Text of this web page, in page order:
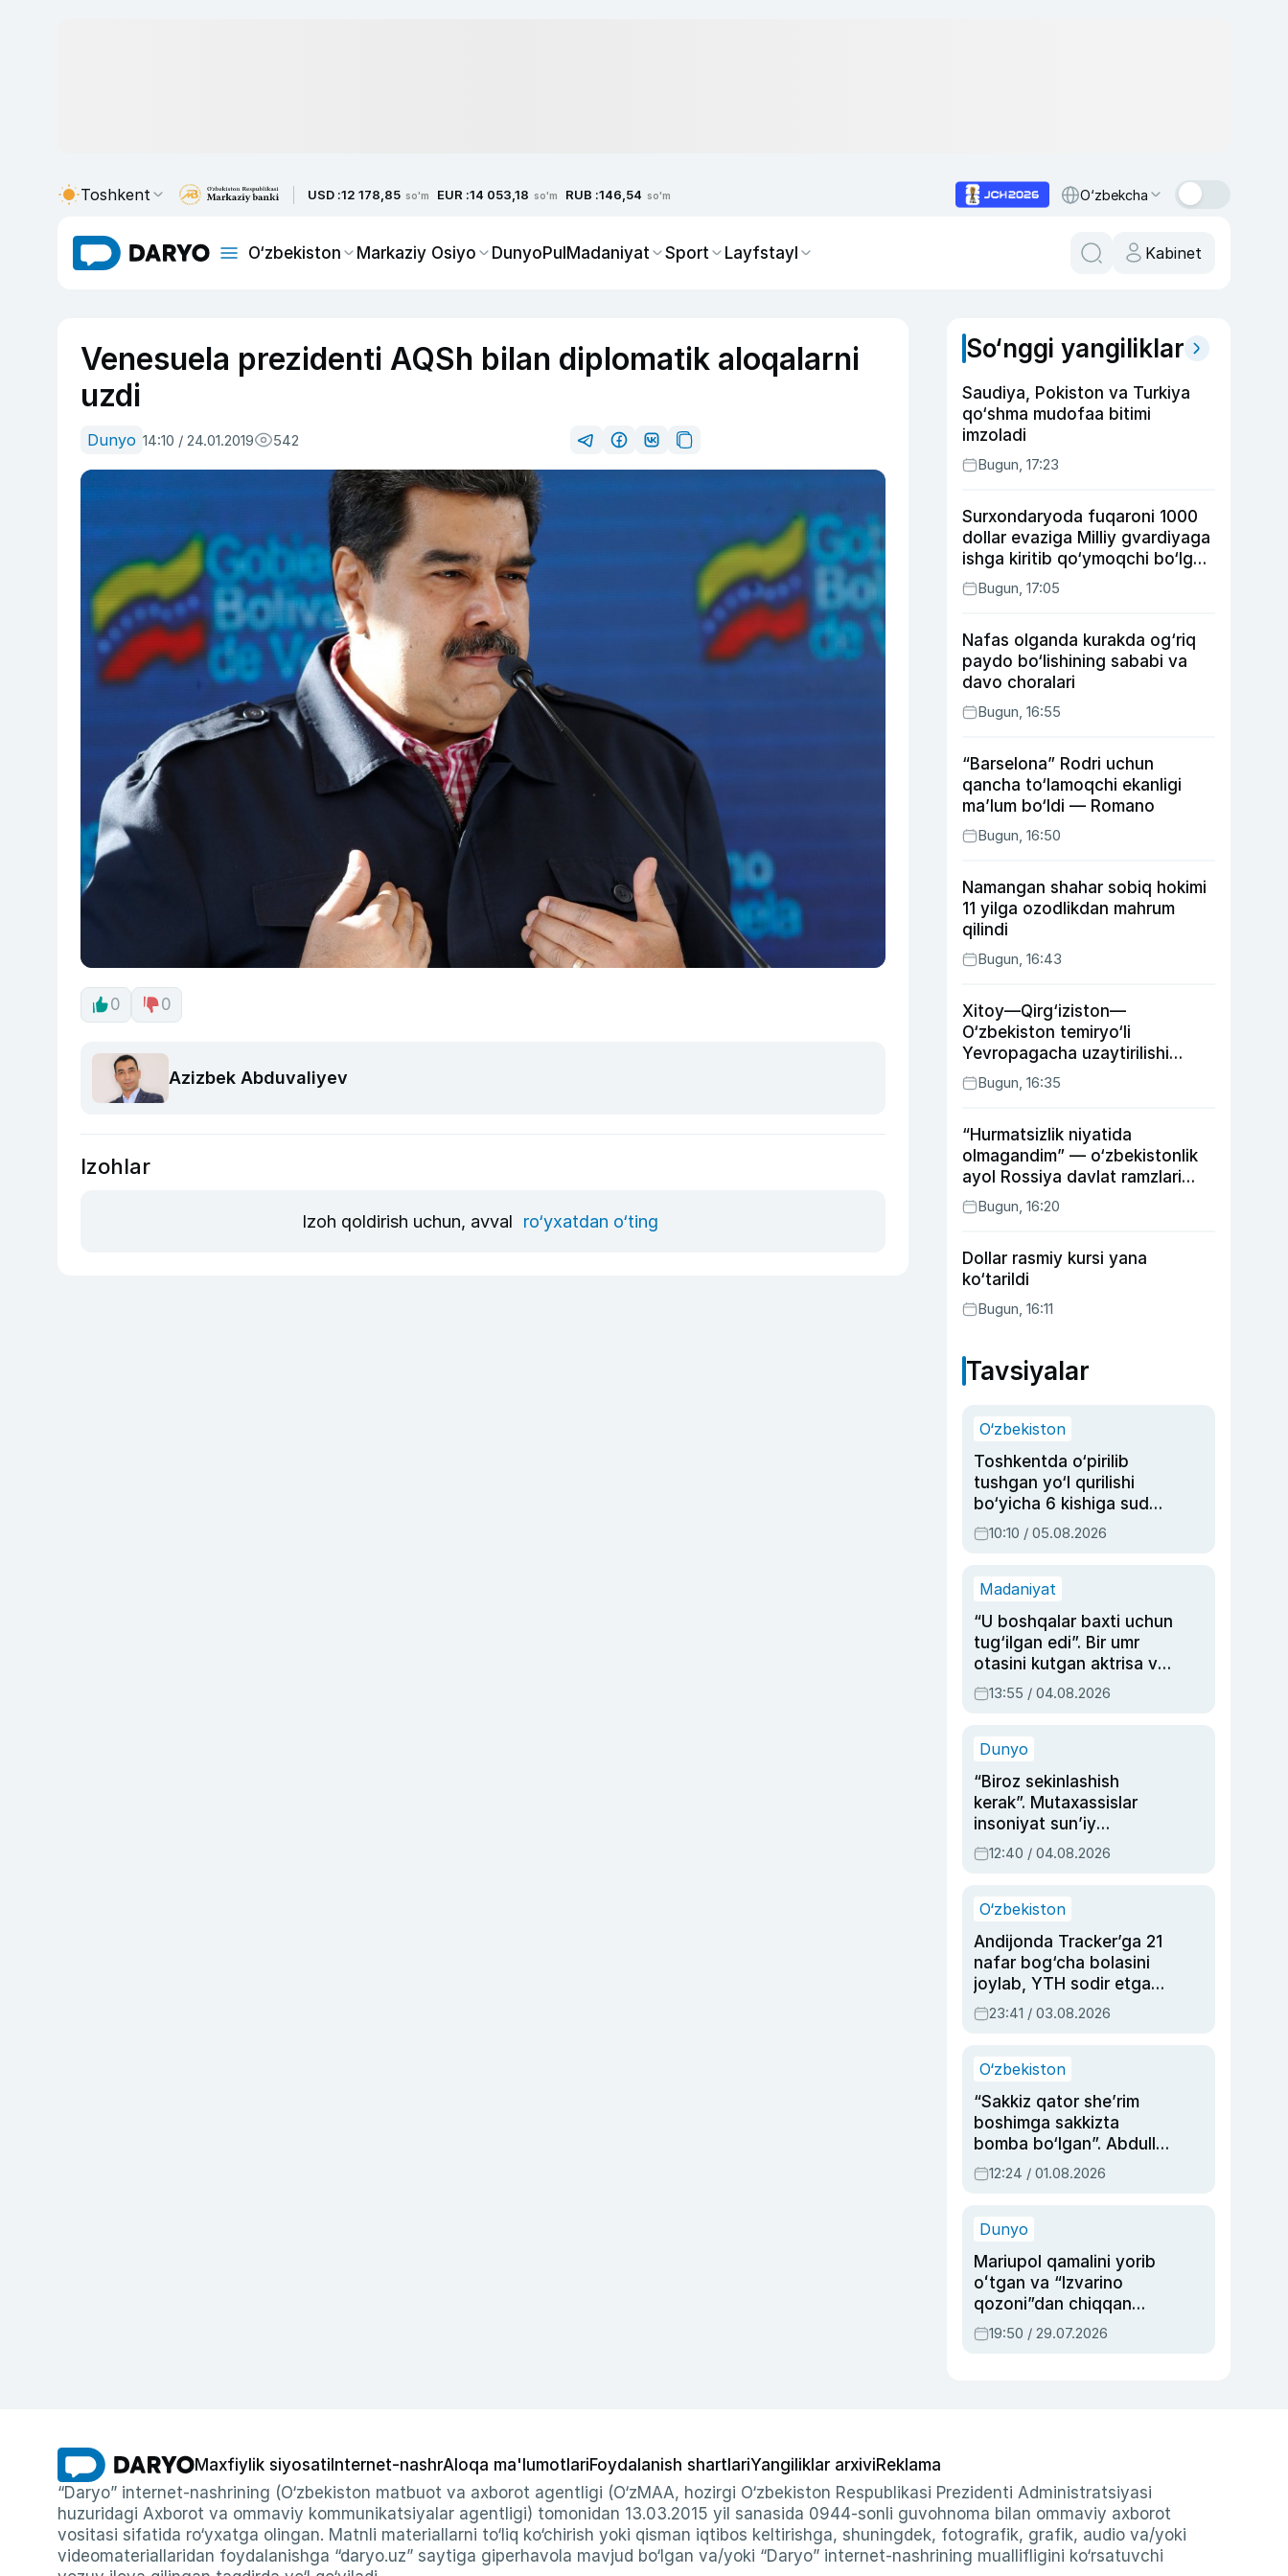
Toshkent USD :12 178,85 so'm EUR :14 053,18 so'm RUB :146,54 so'm O‘zbekcha
O‘zbekiston Markaziy Osiyo DunyoPulMadaniyat Sport Layfstayl Kabinet
Venesuela prezidenti AQSh bilan diplomatik aloqalarni
uzdi
Dunyo 14:10 / 24.01.2019 542
0 0
Azizbek Abduvaliyev
Izohlar
Izoh qoldirish uchun, avval ro‘yxatdan o‘ting
So‘nggi yangiliklar
Saudiya, Pokiston va Turkiya
qo‘shma mudofaa bitimi
imzoladi
Bugun, 17:23
Surxondaryoda fuqaroni 1000
dollar evaziga Milliy gvardiyaga
ishga kiritib qo‘ymoqchi bo‘lgan
shaxs ushlandi
Bugun, 17:05
Nafas olganda kurakda og‘riq
paydo bo‘lishining sababi va
davo choralari
Bugun, 16:55
“Barselona” Rodri uchun
qancha to‘lamoqchi ekanligi
ma’lum bo‘ldi — Romano
Bugun, 16:50
Namangan shahar sobiq hokimi
11 yilga ozodlikdan mahrum
qilindi
Bugun, 16:43
Xitoy—Qirg‘iziston—
O‘zbekiston temiryo‘li
Yevropagacha uzaytirilishi
mumkin
Bugun, 16:35
“Hurmatsizlik niyatida
olmagandim” — o‘zbekistonlik
ayol Rossiya davlat ramzlari
tushirilgan poyandoz haqida
Bugun, 16:20
Dollar rasmiy kursi yana
ko‘tarildi
Bugun, 16:11
Tavsiyalar
O‘zbekiston
Toshkentda o‘pirilib
tushgan yo‘l qurilishi
bo‘yicha 6 kishiga sud
hukmi o‘qildi
10:10 / 05.08.2026
Madaniyat
“U boshqalar baxti uchun
tug‘ilgan edi”. Bir umr
otasini kutgan aktrisa va
dublyaj ustasi Rimma
Ahmedovaning
13:55 / 04.08.2026
Dunyo
“Biroz sekinlashish
kerak”. Mutaxassislar
insoniyat sun’iy
intellektni boshqara
olmay qolishidan xavotir
12:40 / 04.08.2026
O‘zbekiston
Andijonda Tracker’ga 21
nafar bog‘cha bolasini
joylab, YTH sodir etgan
ayolga sud hukmi o‘qildi
23:41 / 03.08.2026
O‘zbekiston
“Sakkiz qator she’rim
boshimga sakkizta
bomba bo‘lgan”. Abdulla
Oripovni siyosiy
ayblovlardan asrab
12:24 / 01.08.2026
Dunyo
Mariupol qamalini yorib
oʻtgan va “Izvarino
qozoni”dan chiqqan
qahramon — Ukraina
armiyasi bosh
19:50 / 29.07.2026
Maxfiylik siyosati Internet-nashrAloqa ma'lumotlariFoydalanish shartlariYangiliklar arxiviReklama
“Daryo” internet-nashrining (O‘zbekiston matbuot va axborot agentligi (O‘zMAA, hozirgi O‘zbekiston Respublikasi Prezidenti Administratsiyasi
huzuridagi Axborot va ommaviy kommunikatsiyalar agentligi) tomonidan 13.03.2015 yil sanasida 0944-sonli guvohnoma bilan ommaviy axborot
vositasi sifatida ro‘yxatga olingan. Matnli materiallarni to‘liq ko‘chirish yoki qisman iqtibos keltirishga, shuningdek, fotografik, grafik, audio va/yoki
videomateriallaridan foydalanishga “daryo.uz” saytiga giperhavola mavjud bo‘lgan va/yoki “Daryo” internet-nashrining muallifligini ko‘rsatuvchi